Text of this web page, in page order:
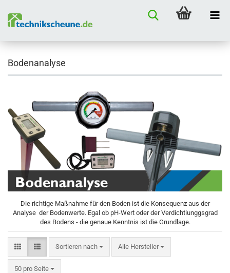
Bodenanalyse
Die richtige Maßnahme für den Boden ist die Konsequenz aus der
Analyse der Bodenwerte. Egal ob pH-Wert oder der Verdichtiunggsgrad
des Bodens - die genaue Kenntnis ist die Grundlage.
Sortieren nach
Sortieren nach Alle Hersteller
50 pro Seite
pro Seite